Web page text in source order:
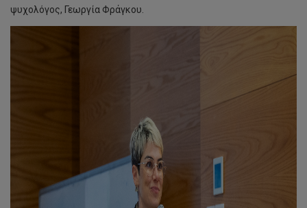
ψυχολόγος, Γεωργία Φράγκου.